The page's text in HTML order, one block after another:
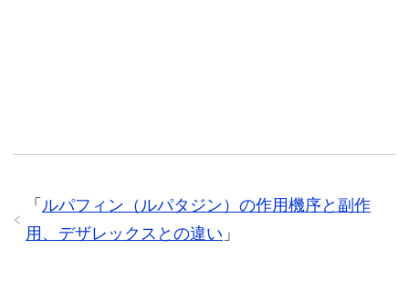
「 ルパフィン（ルパタジン）の作用機序と副作
用、デザレックスとの違い 」